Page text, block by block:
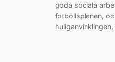
goda sociala
fotbollsplanen,